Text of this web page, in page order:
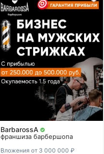
BarbarossA
франшиза барбершопа
Вложения от 3 000 000 ₽